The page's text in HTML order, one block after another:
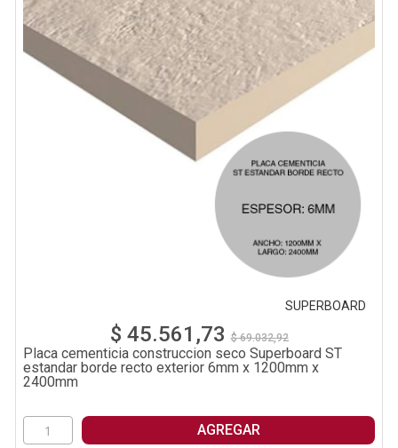
SUPERBOARD
$ 45.561,73$ 69.032,92
Placa cementicia construccion seco Superboard ST
estandar borde recto exterior 6mm x 1200mm x
2400mm
AGREGAR